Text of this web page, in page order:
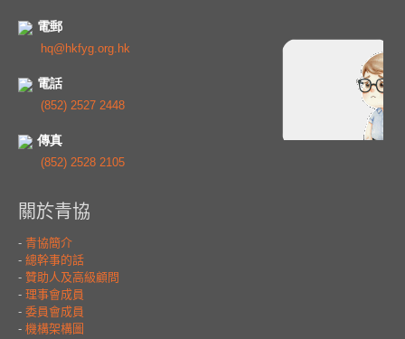
電郵
hq@hkfyg.org.hk
電話
(852) 2527 2448
傳真
(852) 2528 2105